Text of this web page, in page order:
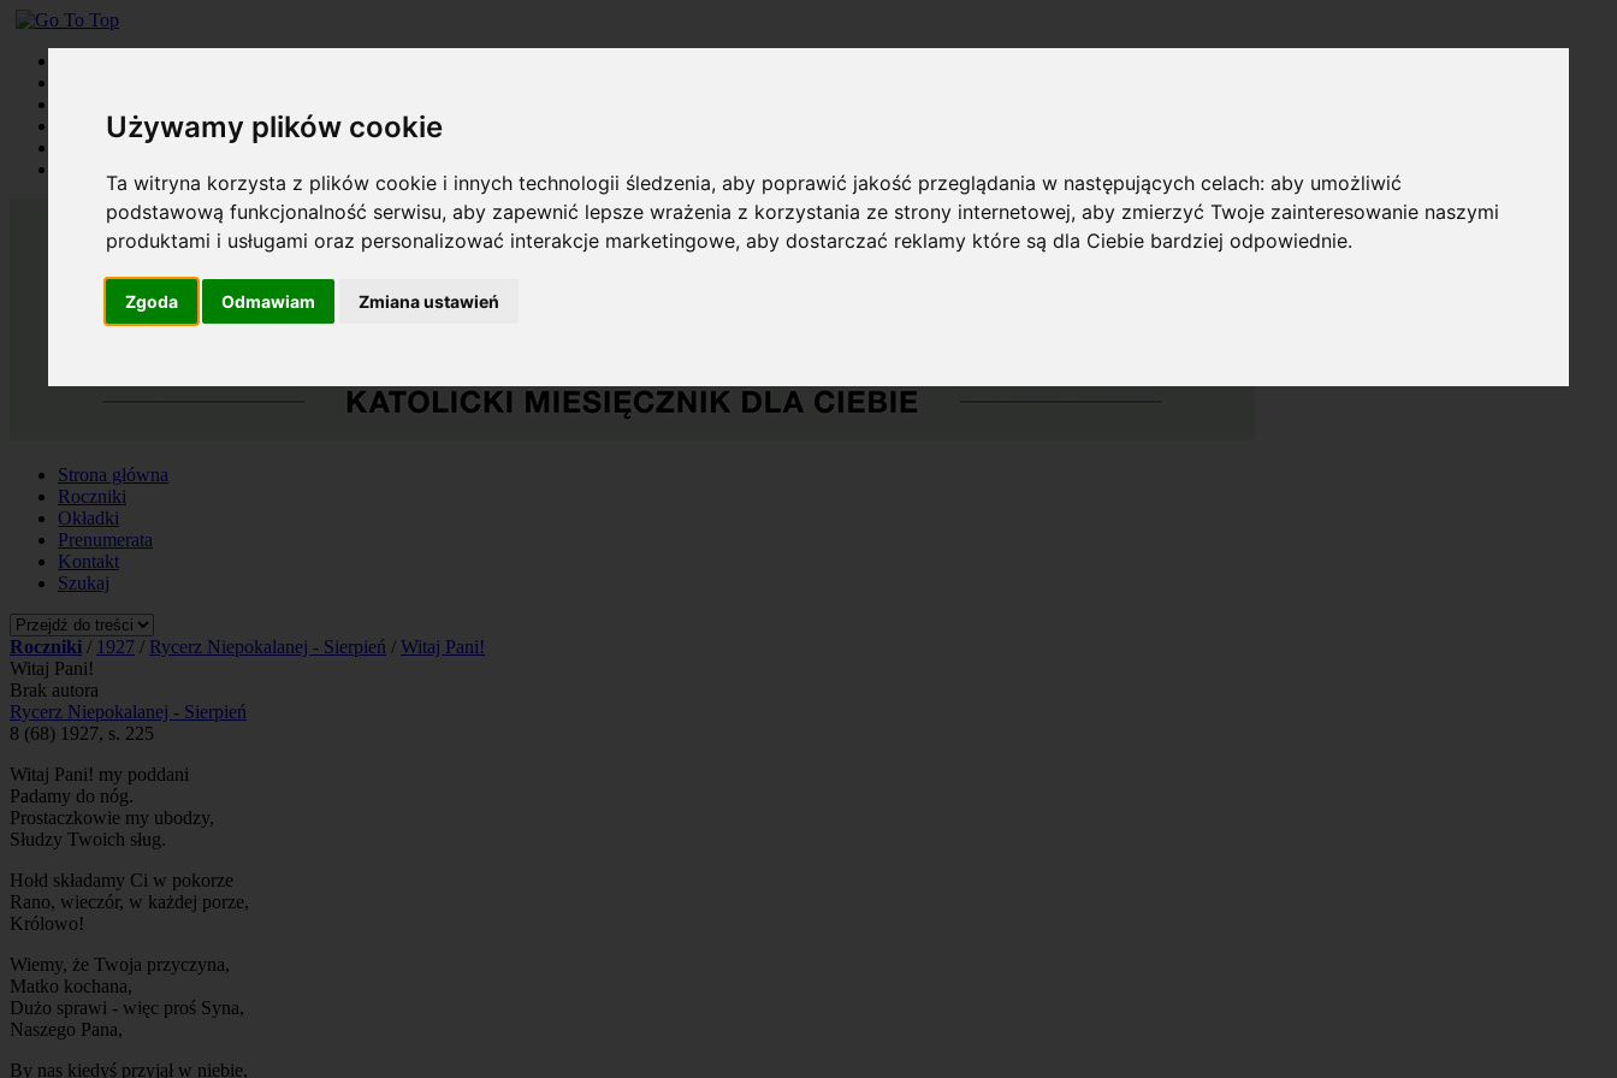
Używamy plików cookie
Ta witryna korzysta z plików cookie i innych technologii śledzenia, aby poprawić jakość przeglądania w następujących celach:aby umożliwić
podstawową funkcjonalność serwisu,aby zapewnić lepsze wrażenia z korzystania ze strony internetowej,aby zmierzyć Twoje zainteresowanie naszymi
produktami i usługami oraz personalizować interakcje marketingowe,aby dostarczać reklamy które są dla Ciebie bardziej odpowiednie.
Zgoda Odmawiam Zmiana ustawień
Prenumerata
Strona główna
Roczniki
Okładki
Prenumerata
Kontakt
Szukaj
Roczniki / 1927 / Rycerz Niepokalanej - Sierpień / Witaj Pani!
Witaj Pani!
Brak autora
Rycerz Niepokalanej - Sierpień
8 (68) 1927, s. 225
Witaj Pani! my poddani
Padamy do nóg.
Prostaczkowie my ubodzy,
Słudzy Twoich sług.
Hołd składamy Ci w pokorze
Rano, wieczór, w każdej porze,
Królowo!
Wiemy, że Twoja przyczyna,
Matko kochana,
Dużo sprawi - więc proś Syna,
Naszego Pana,
By nas kiedyś przyjął w niebie,